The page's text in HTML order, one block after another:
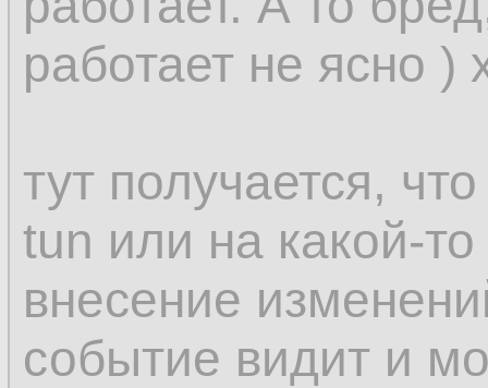
работает не ясно )
тут получается,
tun или на какой-
внесение
событие видит и